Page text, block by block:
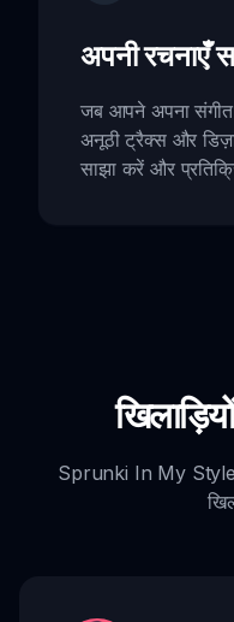
अपनी रचनाएँ
जब आपने अपना संगीत
अनूठी ट्रैक्स और
साझा करें और
Sprunki In My